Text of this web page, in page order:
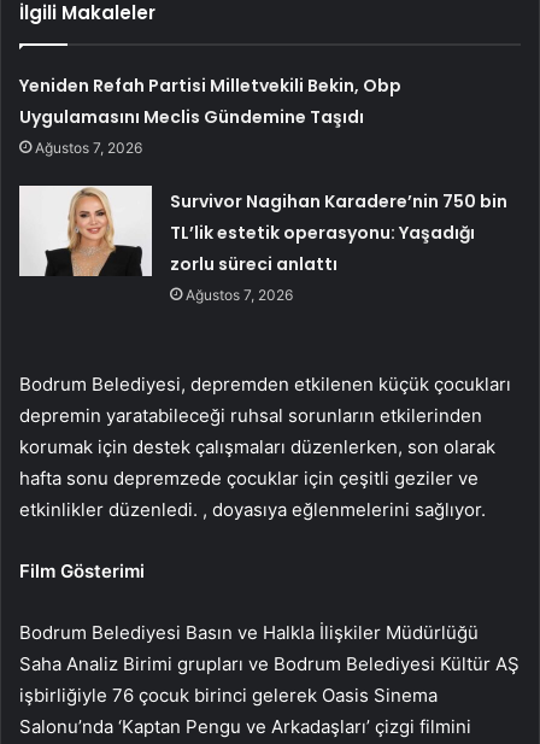
İlgili Makaleler
Yeniden Refah Partisi Milletvekili Bekin, Obp
Uygulamasını Meclis Gündemine Taşıdı
Ağustos 7, 2026
Survivor Nagihan Karadere’nin 750 bin
TL’lik estetik operasyonu: Yaşadığı
zorlu süreci anlattı
Ağustos 7, 2026
Bodrum Belediyesi, depremden etkilenen küçük çocukları
depremin yaratabileceği ruhsal sorunların etkilerinden
korumak için destek çalışmaları düzenlerken, son olarak
hafta sonu depremzede çocuklar için çeşitli geziler ve
etkinlikler düzenledi. , doyasıya eğlenmelerini sağlıyor.
Film Gösterimi
Bodrum Belediyesi Basın ve Halkla İlişkiler Müdürlüğü
Saha Analiz Birimi grupları ve Bodrum Belediyesi Kültür AŞ
işbirliğiyle 76 çocuk birinci gelerek Oasis Sinema
Salonu’nda ‘Kaptan Pengu ve Arkadaşları’ çizgi filmini